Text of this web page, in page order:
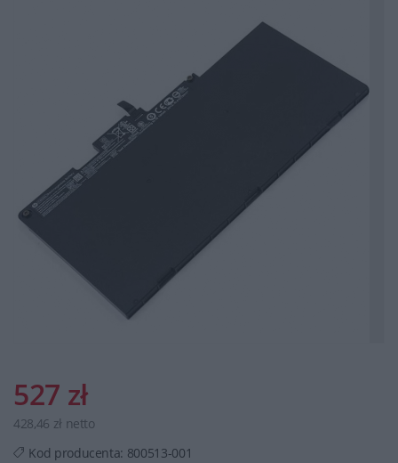
527 zł
428,46 zł netto
Kod producenta: 800513-001